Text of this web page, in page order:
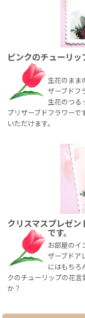
ピンクのチューリッ
生花のまま
ザーブドフ
生花のつる
プリザーブドフラワーで
いただけます。
クリスマスプレゼン
です。
お部屋のイ
ザーブドア
にはもちろ
クのチューリップの花
か？